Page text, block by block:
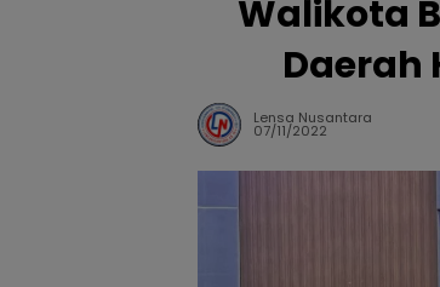
Walikota
Daerah
Lensa Nusantara
07/11/2022